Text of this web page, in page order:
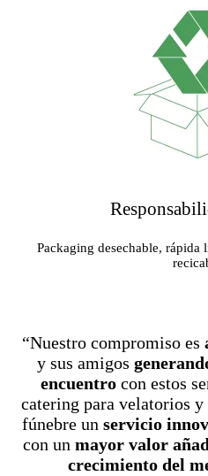
Packaging desechable,
“Nuestro compromiso es
y sus amigos
encuentro con estos
catering para velatorios y
fúnebre un servicio
con un mayor valor
crecimiento del